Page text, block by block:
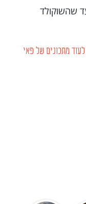
שהשוקולד
מתכונים של פאי